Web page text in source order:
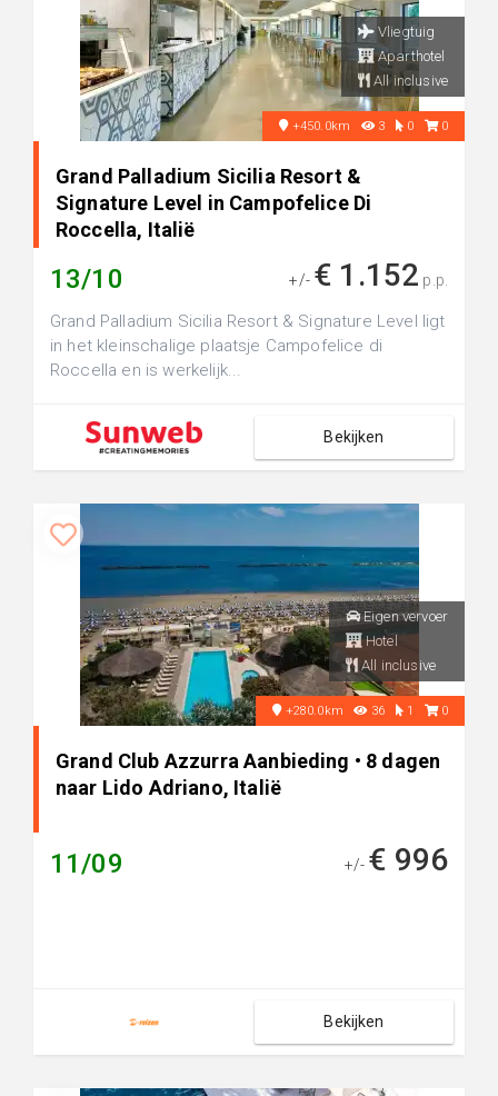
Vliegtuig
Aparthotel
All inclusive
+450.0km 3 0 0
Grand Palladium Sicilia Resort &
Signature Level in Campofelice Di
Roccella, Italië
13/10 +/- € 1.152 p.p.
Grand Palladium Sicilia Resort & Signature Level ligt
in het kleinschalige plaatsje Campofelice di
Roccella en is werkelijk...
Bekijken
Eigen vervoer
Hotel
All inclusive
+280.0km 36 1 0
Grand Club Azzurra Aanbieding • 8 dagen
naar Lido Adriano, Italië
11/09 +/- € 996
Bekijken